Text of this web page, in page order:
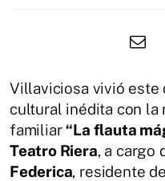
Villaviciosa vivió este
cultural inédita con la
familiar“La flauta
Teatro Riera, a cargo
Federica, residente